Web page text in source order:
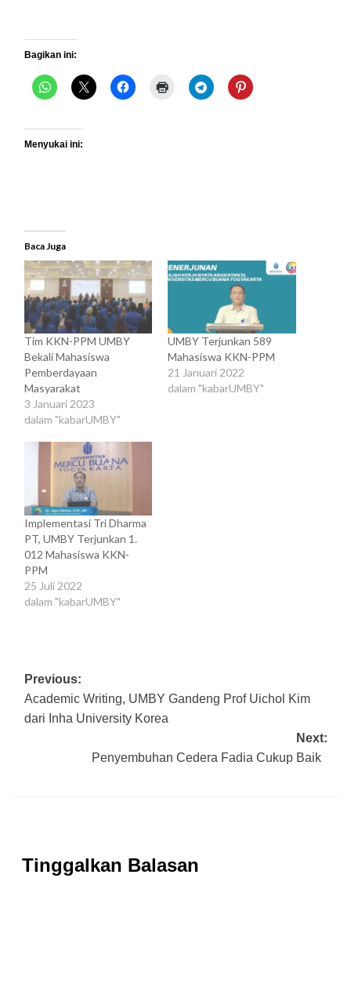
Bagikan ini:
Menyukai ini:
Baca Juga
Tim KKN-PPM UMBY
Bekali Mahasiswa
Pemberdayaan
Masyarakat
3 Januari 2023
dalam "kabarUMBY"
UMBY Terjunkan 589
Mahasiswa KKN-PPM
21 Januari 2022
dalam "kabarUMBY"
Implementasi Tri Dharma
PT, UMBY Terjunkan 1.
012 Mahasiswa KKN-
PPM
25 Juli 2022
dalam "kabarUMBY"
Post
navigation
Previous:
Academic Writing, UMBY Gandeng Prof Uichol Kim
dari Inha University Korea
Next:
Penyembuhan Cedera Fadia Cukup Baik
Tinggalkan Balasan